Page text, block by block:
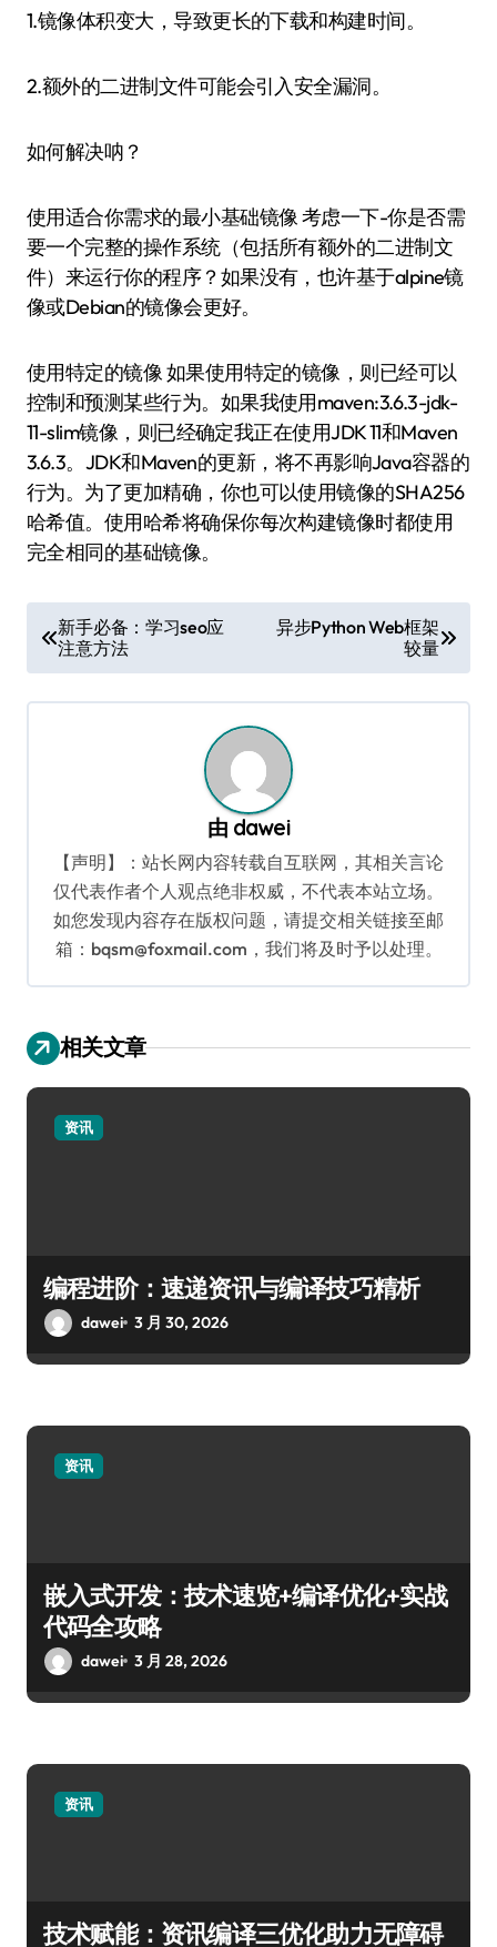
1.镜像体积变大，导致更长的下载和构建时间。
2.额外的二进制文件可能会引入安全漏洞。
如何解决呐？
使用适合你需求的最小基础镜像 考虑一下-你是否需
要一个完整的操作系统（包括所有额外的二进制文
件）来运行你的程序？如果没有，也许基于alpine镜
像或Debian的镜像会更好。
使用特定的镜像 如果使用特定的镜像，则已经可以
控制和预测某些行为。如果我使用maven:3.6.3-jdk-
11-slim镜像，则已经确定我正在使用JDK 11和Maven
3.6.3。JDK和Maven的更新，将不再影响Java容器的
行为。为了更加精确，你也可以使用镜像的SHA256
哈希值。使用哈希将确保你每次构建镜像时都使用
完全相同的基础镜像。
章
导
新手必备：学习seo应
注意方法
异步Python Web框架
较量
由 dawei
【声明】：站长网内容转载自互联网，其相关言论
仅代表作者个人观点绝非权威，不代表本站立场。
如您发现内容存在版权问题，请提交相关链接至邮
箱：bqsm@foxmail.com，我们将及时予以处理。
相关文章
资讯
编程进阶：速递资讯与编译技巧精析
dawei 3 月 30, 2026
资讯
嵌入式开发：技术速览+编译优化+实战
代码全攻略
dawei 3 月 28, 2026
资讯
技术赋能：资讯编译三优化助力无障碍